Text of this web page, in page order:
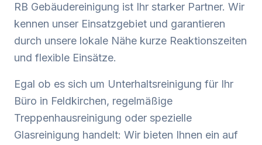
RB Gebäudereinigung ist Ihr starker Partner. Wir
kennen unser Einsatzgebiet und garantieren
durch unsere lokale Nähe kurze Reaktionszeiten
und flexible Einsätze.
Egal ob es sich um Unterhaltsreinigung für Ihr
Büro in Feldkirchen, regelmäßige
Treppenhausreinigung oder spezielle
Glasreinigung handelt: Wir bieten Ihnen ein auf